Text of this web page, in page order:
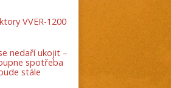
VVER-1200
nedaří ukojit –
spotřeba
stále